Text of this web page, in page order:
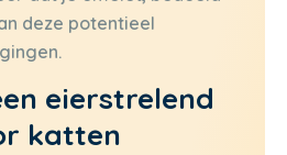
deze potentieel
eierstrelend
katten